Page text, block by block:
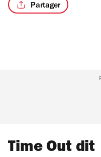
Partager
Time Out dit